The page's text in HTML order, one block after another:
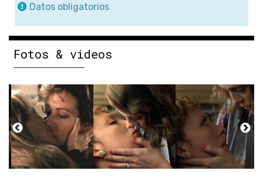
Datos obligatorios
Fotos & videos